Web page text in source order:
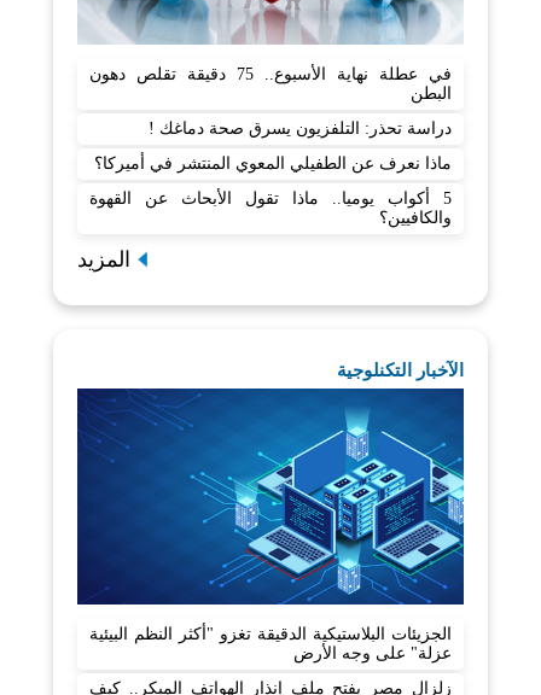
في عطلة نهاية الأسبوع.. 75 دقيقة تقلص دهون
البطن
دراسة تحذر: التلفزيون يسرق صحة دماغك !
ماذا نعرف عن الطفيلي المعوي المنتشر في أميركا؟
5 أكواب يوميا.. ماذا تقول الأبحاث عن القهوة
والكافيين؟
المزيد
الآخبار التكنلوجية
الجزيئات البلاستيكية الدقيقة تغزو "أكثر النظم البيئية
عزلة" على وجه الأرض
زلزال مصر يفتح ملف إنذار الهواتف المبكر.. كيف